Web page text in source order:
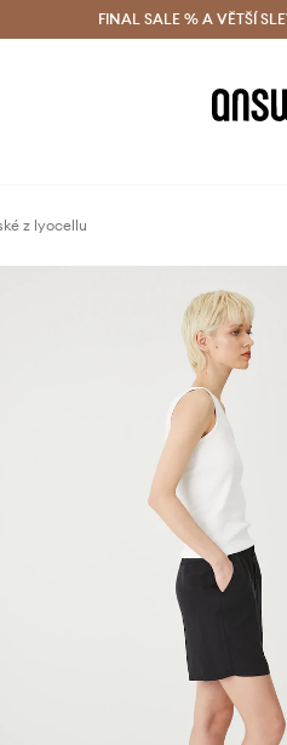
zdarma (od 1800 Kč)
FINAL SALE % A VĚTŠÍ
z lyocellu